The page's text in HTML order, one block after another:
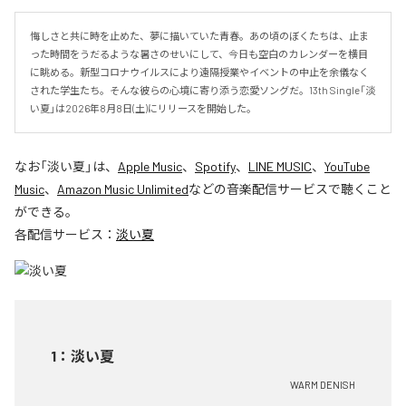
悔しさと共に時を止めた、夢に描いていた青春。あの頃のぼくたちは、止ま
った時間をうだるような暑さのせいにして、今日も空白のカレンダーを横目
に眺める。新型コロナウイルスにより遠隔授業やイベントの中止を余儀なく
された学生たち。そんな彼らの心境に寄り添う恋愛ソングだ。13th Single「淡
い夏」は2026年8月8日(土)にリリースを開始した。
なお「淡い夏 」は、 Apple Music、 Spotify、 LINE MUSIC、 YouTube
Music、 Amazon Music Unlimitedなどの音楽配信サービスで聴くこと
ができる。
各配信サービス： 淡い夏
1 ： 淡い夏
WARM DENISH